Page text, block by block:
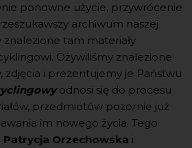
ponowne użycie, przywrócenie
archiwum naszej
znalezione tam materiały
Ożywiliśmy znalezione
zdjęcia i prezentujemy je Państwu
odnosi się do procesu
przedmiotów pozornie już
im nowego życia. Tego
Patrycja Orzechowska i